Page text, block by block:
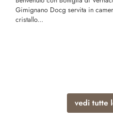
Pasqua in Agriturismo
Pasqua in Toscana in Agriturismo
vedi tutte